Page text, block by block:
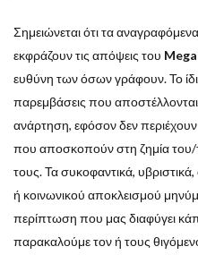
Σημειώνεται ότι τα
εκφράζουν τις απόψεις του
ευθύνη των όσων γράφουν. Το
παρεμβάσεις που
ανάρτηση, εφόσον δεν
που αποσκοπούν στη ζημία
τους. Τα συκοφαντικά, υβριστικά,
ή κοινωνικού αποκλεισμού
περίπτωση που μας διαφύγει
παρακαλούμε τον ή τους